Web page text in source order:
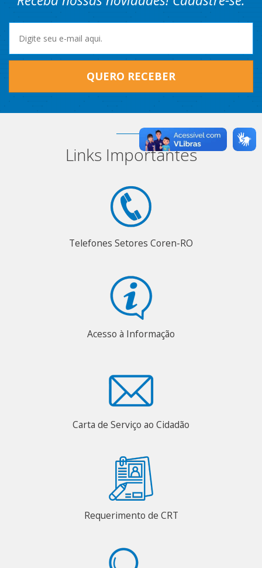
QUERO RECEBER
Links Importantes
Telefones Setores Coren-RO
Acesso à Informação
Carta de Serviço ao Cidadão
Requerimento de CRT